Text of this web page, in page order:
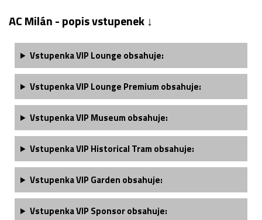
AC Milán - popis vstupenek ↓
Vstupenka VIP Lounge obsahuje:
Vstupenka VIP Lounge Premium obsahuje:
Vstupenka VIP Museum obsahuje:
Vstupenka VIP Historical Tram obsahuje:
Vstupenka VIP Garden obsahuje:
Vstupenka VIP Sponsor obsahuje: